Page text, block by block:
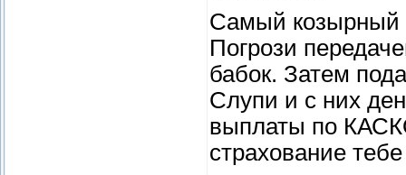
Самый козырный
Погрози
бабок. Затем
Слупи и с них
выплаты по
страхование тебе